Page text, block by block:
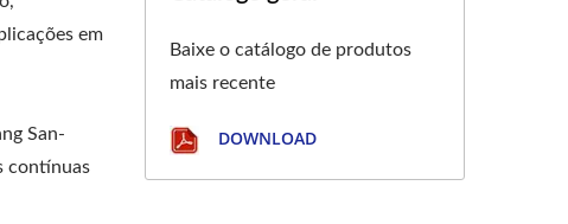
em
San-
contínuas
Baixe o catálogo de produtos
mais recente
DOWNLOAD